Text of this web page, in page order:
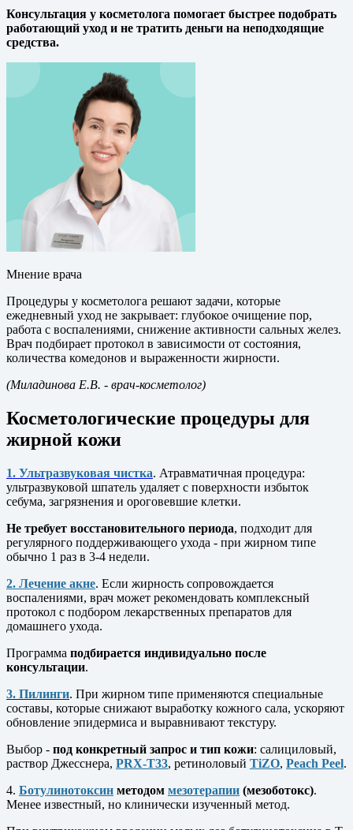
Консультация у косметолога помогает быстрее подобрать
работающий уход и не тратить деньги на неподходящие
средства.
Мнение врача
Процедуры у косметолога решают задачи, которые
ежедневный уход не закрывает: глубокое очищение пор,
работа с воспалениями, снижение активности сальных желез.
Врач подбирает протокол в зависимости от состояния,
количества комедонов и выраженности жирности.
(Миладинова Е.В. - врач-косметолог)
Косметологические процедуры для
жирной кожи
1. Ультразвуковая чистка. Атравматичная процедура:
ультразвуковой шпатель удаляет с поверхности избыток
себума, загрязнения и ороговевшие клетки.
Не требует восстановительного периода, подходит для
регулярного поддерживающего ухода - при жирном типе
обычно 1 раз в 3-4 недели.
2. Лечение акне. Если жирность сопровождается
воспалениями, врач может рекомендовать комплексный
протокол с подбором лекарственных препаратов для
домашнего ухода.
Программа подбирается индивидуально после
консультации.
3. Пилинги. При жирном типе применяются специальные
составы, которые снижают выработку кожного сала, ускоряют
обновление эпидермиса и выравнивают текстуру.
Выбор - под конкретный запрос и тип кожи: салициловый,
раствор Джесснера, PRX-T33, ретиноловый TiZO, Peach Peel.
4. Ботулинотоксин методом мезотерапии (мезоботокс).
Менее известный, но клинически изученный метод.